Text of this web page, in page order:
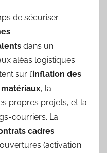
de sécuriser
dans un
aléas logistiques.
sur l’inflation des
, la
propres projets, et la
courriers. La
cadres
(activation